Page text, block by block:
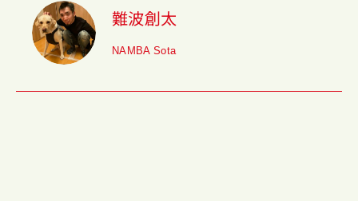
難波創太
NAMBA Sota